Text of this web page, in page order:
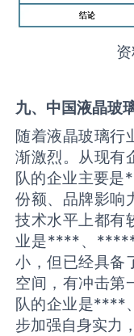
九、中国液晶玻
随着液晶玻璃行
渐激烈。从现有
队的企业主要
份额、品牌影响
技术水平上都有
业是****、*****
小，但已经具备
空间，有冲击第
队的企业是****
步加强自身实力